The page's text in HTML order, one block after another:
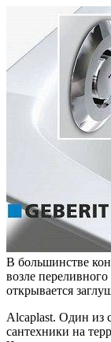
В большинстве
возле
открывается
Alcaplast. Один из
сантехники на